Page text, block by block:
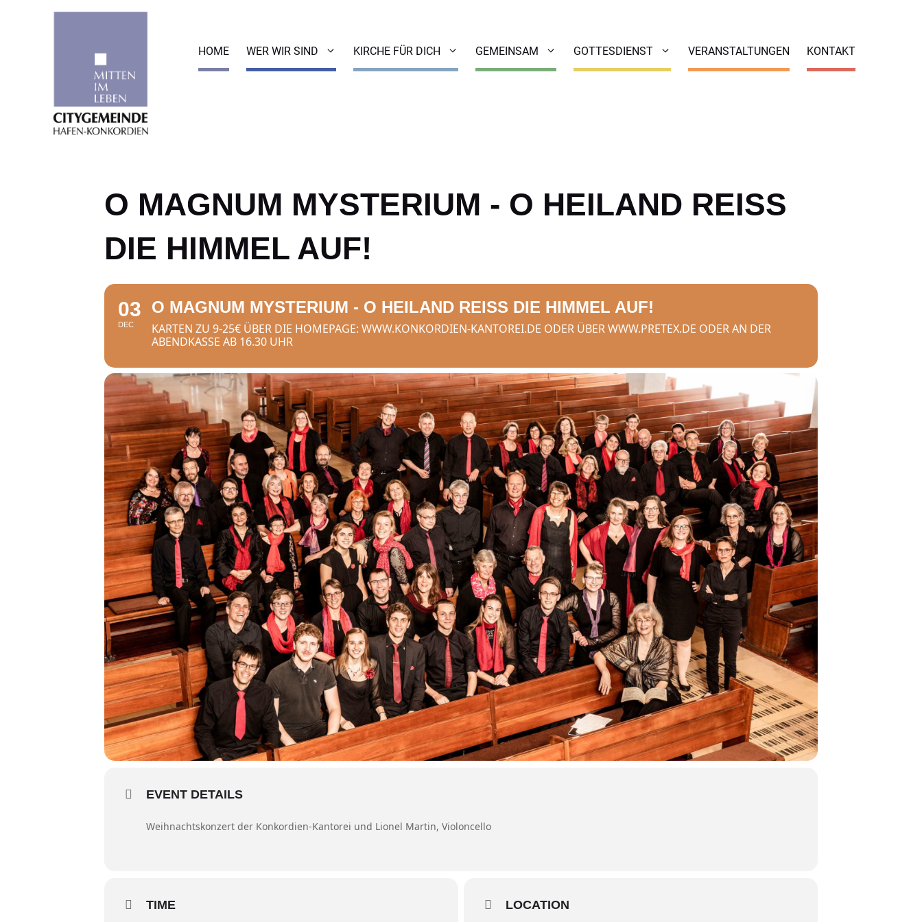
HOME WER WIR SIND KIRCHE FÜR DICH GEMEINSAM GOTTESDIENST VERANSTALTUNGEN KONTAKT
O MAGNUM MYSTERIUM - O HEILAND REISS D
IE HIMMEL AUF!
03
DEC
O MAGNUM MYSTERIUM - O HEILAND REISS DIE HIMMEL AUF!
KARTEN ZU 9-25€ ÜBER DIE HOMEPAGE: WWW.KONKORDIEN-KANTOREI.DE ODER ÜBER WWW.PRETEX.DE ODER AN DER
ABENDKASSE AB 16.30 UHR
EVENT DETAILS
Weihnachtskonzert der Konkordien-Kantorei und Lionel Martin, Violoncello
TIME LOCATION